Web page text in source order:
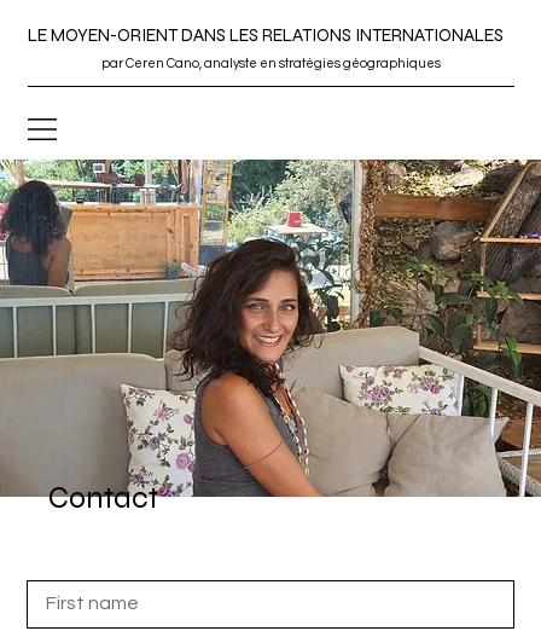
LE MOYEN-ORIENT DANS LES RELATIONS INTERNATIONALES
par Ceren Cano, analyste en stratégies géographiques
Contact